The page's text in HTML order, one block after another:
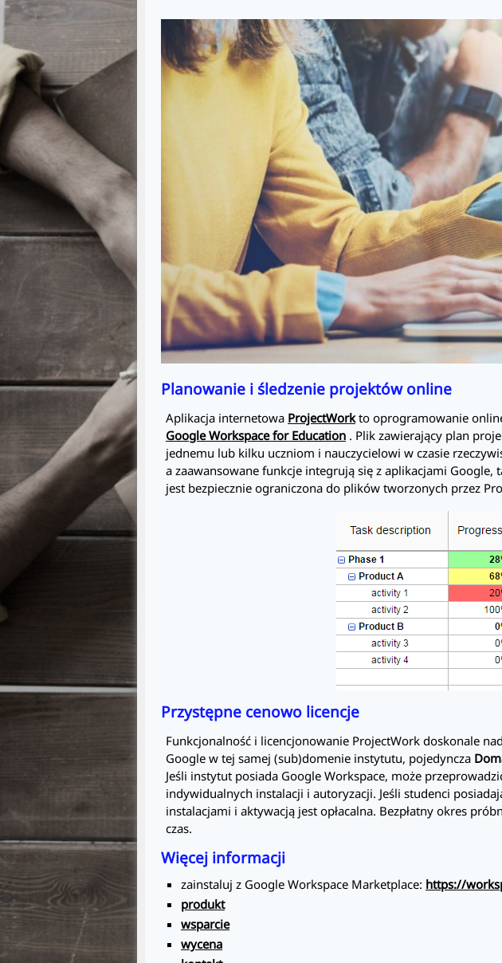
Planowanie i śledzenie projektów online
Aplikacja internetowa ProjectWorkto oprogramowanie
Google Workspace for Education . Plik zawierający plan
jednemu lub kilku uczniom i nauczycielowi w czasie
a zaawansowane funkcje integrują się z aplikacjami
jest bezpiecznie ograniczona do plików tworzonych przez
Przystępne cenowo licencje
Funkcjonalność i licencjonowanie ProjectWork doskonale
Google w tej samej (sub)domenie instytutu, pojedyncza
Jeśli instytut posiada Google Workspace, może
indywidualnych instalacji i autoryzacji. Jeśli studenci
instalacjami i aktywacją jest opłacalna. Bezpłatny okres
czas.
Więcej informacji
zainstaluj z Google Workspace Marketplace: https://
produkt
wsparcie
wycena